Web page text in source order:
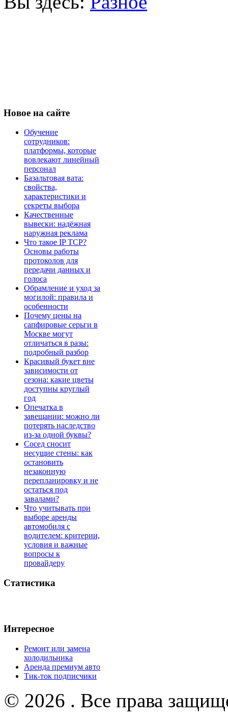
Новое на сайте
Обучение
сотрудников:
платформы, которые
вовлекают линейный
персонал
Базальтовая вата:
свойства,
характеристики и
секреты выбора
Качественные
вывески: надёжная
наружная реклама
Что такое IP TCP?
Основы работы
протоколов для
передачи данных и
голоса
Обрамление и уход за
могилой: правила и
особенности
Почему цены на
сапфировые серьги в
Москве могут
отличаться в разы:
подробный разбор
Красивый букет вне
зависимости от
сезона: какие цветы
доступны круглый
год
Опечатка в
завещании: можно ли
потерять наследство
из-за одной буквы?
Сосед сносит
несущие стены: как
остановить
незаконную
перепланировку и не
остаться под
завалами?
Что учитывать при
выборе аренды
автомобиля с
водителем: критерии,
условия и важные
вопросы к
провайдеру
Статистика
Интересное
Ремонт или замена
холодильника
Аренда премиум авто
Тик-ток подписчики
© 2026 . Все права